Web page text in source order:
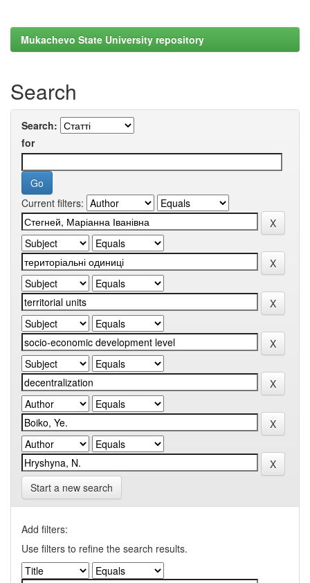
Mukachevo State University repository
Search
Search:
for
Current filters:
Start a new search
Add filters:
Use filters to refine the search results.